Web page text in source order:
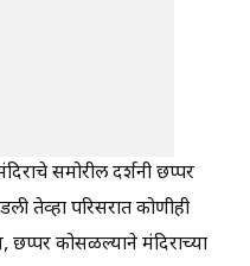
समोरील दर्शनी छप्पर
तेव्हा परिसरात कोणीही
छप्पर कोसळल्याने मंदिराच्या